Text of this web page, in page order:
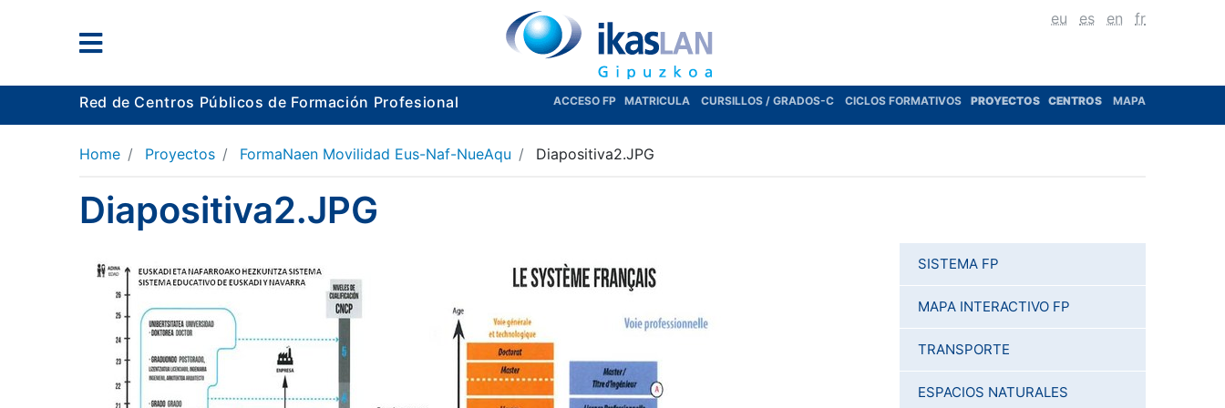
eu es en fr
Red de Centros Públicos de Formación Profesional ACCESO FP MATRICULA CURSILLOS / GRADOS-C CICLOS FORMATIVOS PROYECTOS CENTROS MAPA
Home Proyectos FormaNaen Movilidad Eus-Naf-NueAqu Diapositiva2.JPG
Diapositiva2.JPG
SISTEMA FP
MAPA INTERACTIVO FP
TRANSPORTE
ESPACIOS NATURALES